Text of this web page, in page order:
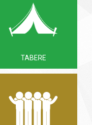
TABERE